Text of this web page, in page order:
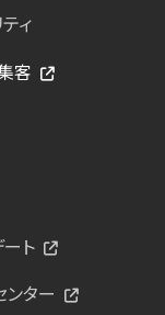
ィ
客
ト
ンター